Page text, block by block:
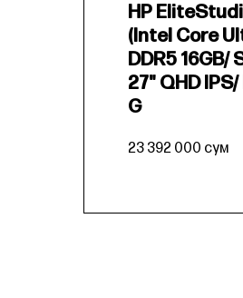
HP
(Intel Core
DDR5 16GB/
27" QHD
G
23 392 000 сум